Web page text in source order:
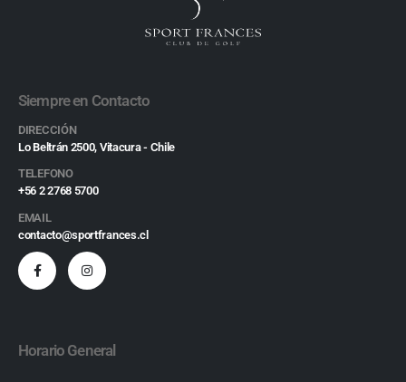
Siempre en Contacto
DIRECCIÓN
Lo Beltrán 2500, Vitacura - Chile
TELEFONO
+56 2 2768 5700
EMAIL
contacto@sportfrances.cl
Horario General